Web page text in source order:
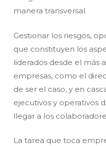
manera transversal.
Gestionar los riesgos,
que constituyen los
liderados desde el más
empresas, como el
de ser el caso, y en
ejecutivos y operativos
llegar a los
La tarea que toca